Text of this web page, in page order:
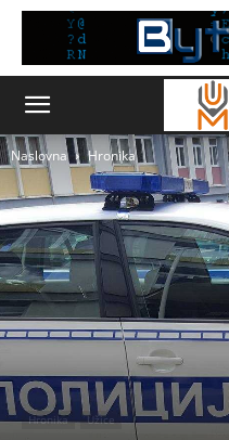
Naslovna Hronika
Hronika Užice